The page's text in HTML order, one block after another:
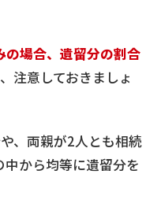
場合、遺留分の割合
注意しておきましょ
、両親が2人とも相続
から均等に遺留分を